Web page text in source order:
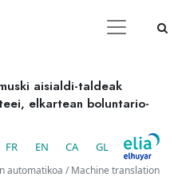
aisialdi-taldeak
elkartean boluntario-
FR EN CA GL
automatikoa / Machine translation